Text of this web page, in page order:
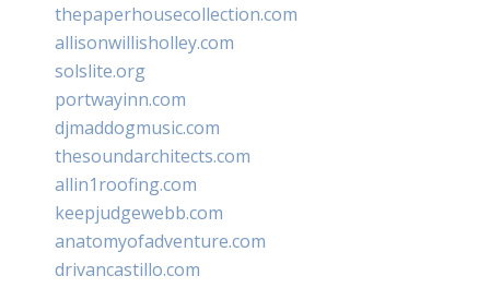
thepaperhousecollection.com
allisonwillisholley.com
solslite.org
portwayinn.com
djmaddogmusic.com
thesoundarchitects.com
allin1roofing.com
keepjudgewebb.com
anatomyofadventure.com
drivancastillo.com